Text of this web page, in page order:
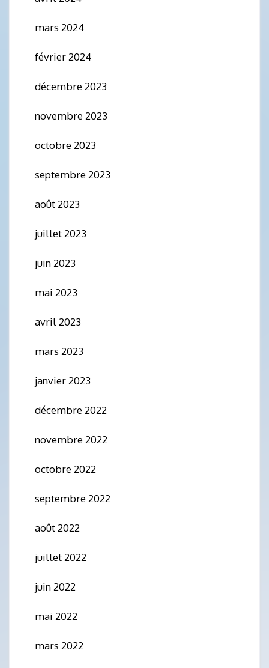
mars 2024
février 2024
décembre 2023
novembre 2023
octobre 2023
septembre 2023
août 2023
juillet 2023
juin 2023
mai 2023
avril 2023
mars 2023
janvier 2023
décembre 2022
novembre 2022
octobre 2022
septembre 2022
août 2022
juillet 2022
juin 2022
mai 2022
mars 2022